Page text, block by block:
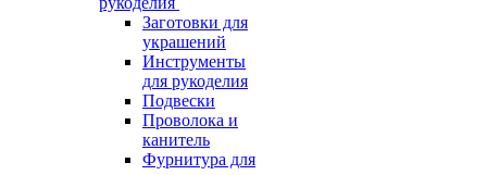
Заготовки для
украшений
Инструменты
для рукоделия
Подвески
Проволока и
канитель
Фурнитура для